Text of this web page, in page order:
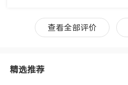
人放心，性价比不错。
查看全部评价
精选推荐